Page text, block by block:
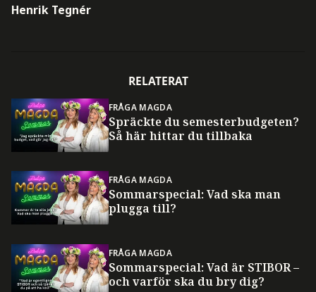
Henrik Tegnér
RELATERAT
FRÅGA MAGDA
Spräckte du semesterbudgeten?
Så här hittar du tillbaka
FRÅGA MAGDA
Sommarspecial: Vad ska man
plugga till?
FRÅGA MAGDA
Sommarspecial: Vad är STIBOR –
och varför ska du bry dig?